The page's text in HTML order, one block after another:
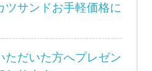
ツサンドお手軽価格に
ただいた方へプレゼン